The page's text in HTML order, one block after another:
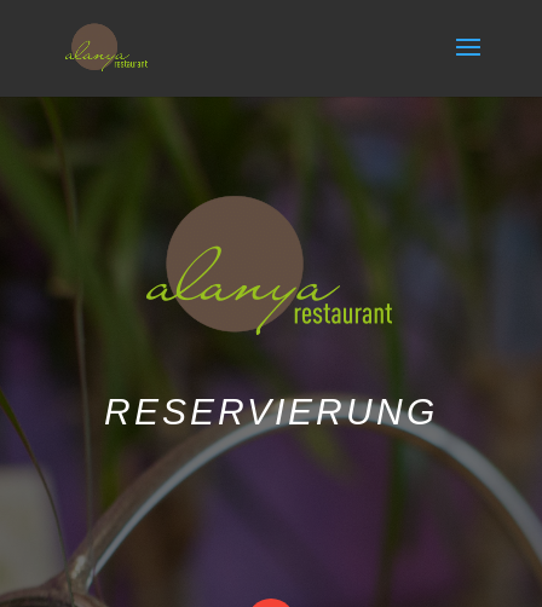
RESERVIERUNG